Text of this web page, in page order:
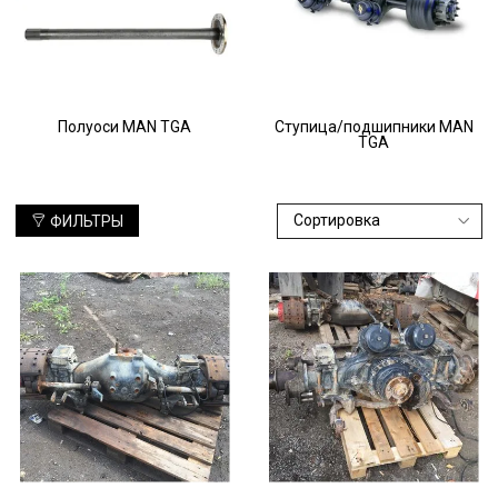
трассе грузового автомобиля вы сорвете сроки, что приведет
к неприятностям.
помощью опытных мастеров, которые оперативно и грамотно
проведут диагностику транспортного средства. Узнав о
задний мост в сборе, который впоследствии установите.
Узнав о том, какие нужно заменить детали, не экономьте.
редукторы заднего моста – HY-0925, HY-1350, HY-1353, HY-
1352, HY-1382. Вовремя замените фланец заднего колеса,
подшипник или полуось. Заранее установив новую деталь
вместо той, которая в ближайшее время выйдет из строя, вы
избежите затрат на покупку целого узла. Этими простыми
действиями вы сможете предотвратить ДТП, чем спасете
собственную жизнь и здоровье, а также защитите
перевозимый груз.
Почему заказывать запчасти для
грузовика MAN TGA на этом сайте
Полуоси MAN TGA
Ступица/подшипники MAN
TGA
ФИЛЬТРЫ